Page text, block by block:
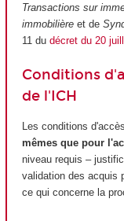
Transactions sur
immobilière et de
11 du décret du 20
Conditions
de l'ICH
Les conditions
mêmes que pour
niveau requis –
validation des acquis
ce qui concerne la